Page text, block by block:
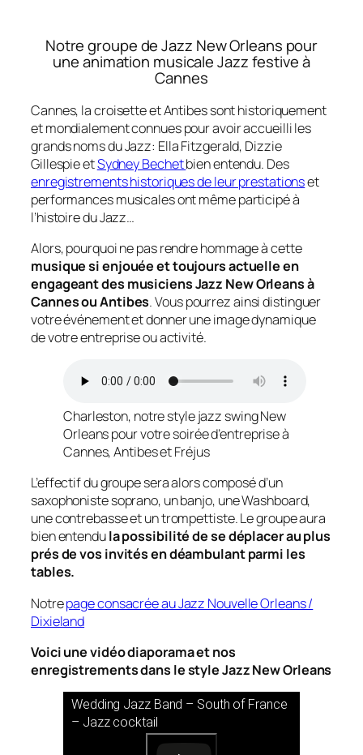
Notre groupe de Jazz New Orleans pour
une animation musicale Jazz festive à
Cannes
Cannes, la croisette et Antibes sont historiquement
et mondialement connues pour avoir accueilli les
grands noms du Jazz: Ella Fitzgerald, Dizzie
Gillespie etSydney Bechetbien entendu. Des
enregistrements historiques de leur prestationset
performances musicales ont même participé à
l’histoire du Jazz…
Alors, pourquoi ne pas rendre hommage à cette
musique si enjouée et toujours actuelle en
engageant des musiciens Jazz New Orleans à
Cannes ou Antibes. Vous pourrez ainsi distinguer
votre événement et donner une image dynamique
de votre entreprise ou activité.
Charleston, notre style jazz swing New
Orleans pour votre soirée d’entreprise à
Cannes, Antibes et Fréjus
L’effectif du groupe sera alors composé d’un
saxophoniste soprano, un banjo, une Washboard,
une contrebasse et un trompettiste. Le groupe aura
bien entendula possibilité de se déplacer au plus
prés de vos invités en déambulant parmi les
tables.
Notrepage consacrée au Jazz Nouvelle Orleans /
Dixieland
Voici une vidéo diaporama et nos
enregistrements dans le style Jazz New Orleans
Wedding Jazz Band – South of France
– Jazz cocktail